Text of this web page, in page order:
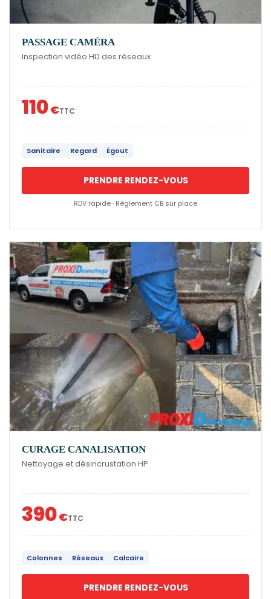
PASSAGE CAMÉRA
Inspection vidéo HD des réseaux
110€TTC
Sanitaire Regard Égout
PRENDRE RENDEZ-VOUS
RDV rapide · Règlement CB sur place
CURAGE CANALISATION
Nettoyage et désincrustation HP
390€TTC
Colonnes Réseaux Calcaire
PRENDRE RENDEZ-VOUS